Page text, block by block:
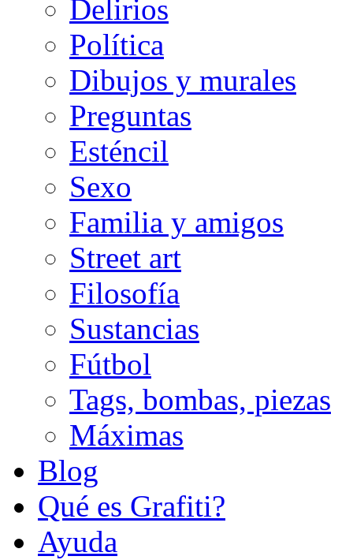
Delirios
Política
Dibujos y murales
Preguntas
Esténcil
Sexo
Familia y amigos
Street art
Filosofía
Sustancias
Fútbol
Tags, bombas, piezas
Máximas
Blog
Qué es Grafiti?
Ayuda